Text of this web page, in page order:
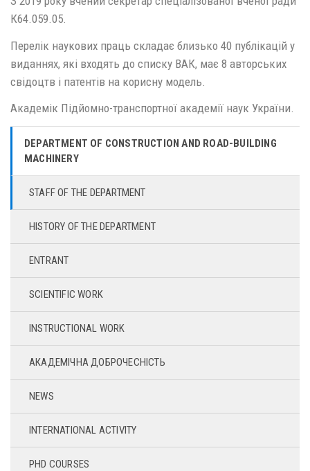
К64.059.05.
Перелік наукових праць складає близько 40 публікацій у
виданнях, які входять до списку ВАК, має 8 авторських
свідоцтв і патентів на корисну модель.
Академік Підйомно-транспортної академії наук України.
DEPARTMENT OF CONSTRUCTION AND ROAD-BUILDING
MACHINERY
STAFF OF THE DEPARTMENT
HISTORY OF THE DEPARTMENT
ENTRANT
SCIENTIFIC WORK
INSTRUCTIONAL WORK
АКАДЕМІЧНА ДОБРОЧЕСНІСТЬ
NEWS
INTERNATIONAL ACTIVITY
PHD COURSES